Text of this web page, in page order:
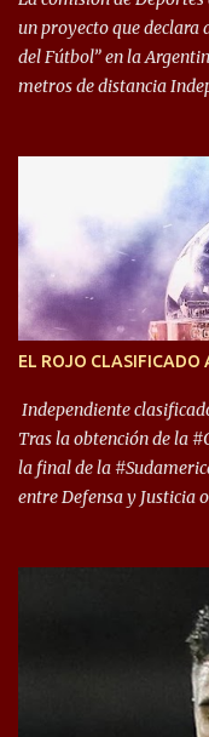
un proyecto que declara
del Fútbol” en la
metros de distancia
Libertadores de
son protagonistas de
argentino. De ella
transitó por la primera
años. Dock Sud es otro
foco de atención es la
deporte”, afirmó
EL ROJO
Independiente
Tras la obtención de la
la final de la
entre Defensa y Justicia
que iniciará en fase de
primeros de cada grupo
las fases de grupos de
noche de Copas Rey!